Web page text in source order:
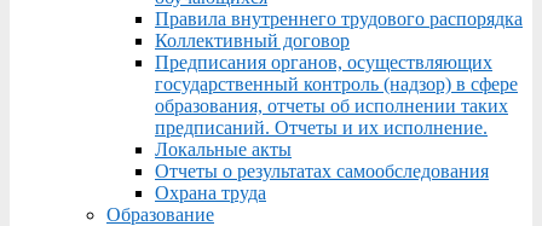
Правила внутреннего трудового распорядка
Коллективный договор
Предписания органов, осуществляющих
государственный контроль (надзор) в сфере
образования, отчеты об исполнении таких
предписаний. Отчеты и их исполнение.
Локальные акты
Отчеты о результатах самообследования
Охрана труда
Образование